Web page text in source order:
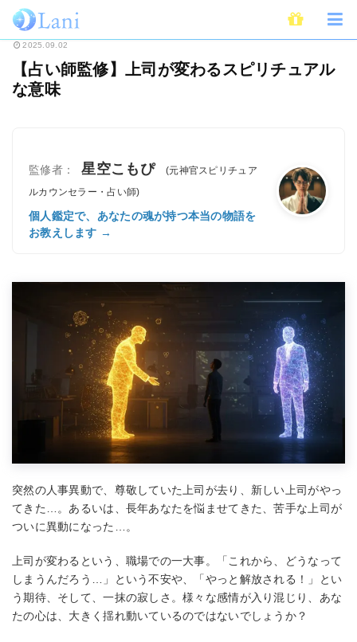
ホーム スピリチュアル 【占い師監修】上司が変わるスピリチュアルな意味
2025.09.02
【占い師監修】上司が変わるスピリチュアル
な意味
監修者： 星空こもぴ
(元神官スピリチュア
ルカウンセラー・占い師)
個人鑑定で、あなたの魂が持つ本当の物語を
お教えします →
突然の人事異動で、尊敬していた上司が去り、新しい上司がやっ
てきた…。あるいは、長年あなたを悩ませてきた、苦手な上司が
ついに異動になった…。
上司が変わるという、職場での一大事。「これから、どうなって
しまうんだろう…」という不安や、「やっと解放される！」とい
う期待、そして、一抹の寂しさ。様々な感情が入り混じり、あな
たの心は、大きく揺れ動いているのではないでしょうか？